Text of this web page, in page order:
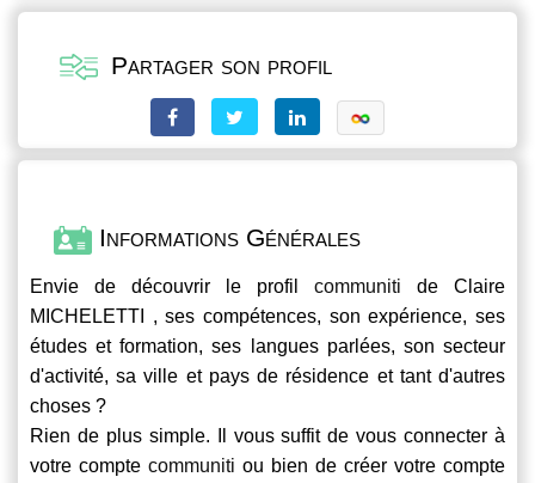
Partager son profil
Informations Générales
Envie de découvrir le profil communiti de Claire
MICHELETTI , ses compétences, son expérience, ses
études et formation, ses langues parlées, son secteur
d'activité, sa ville et pays de résidence et tant d'autres
choses ?
Rien de plus simple. Il vous suffit de vous connecter à
votre compte communiti ou bien de créer votre compte